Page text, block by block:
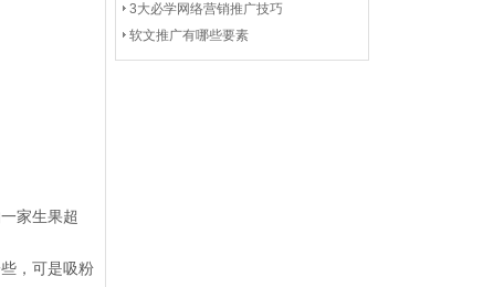
家生果超
，可是吸粉
3大必学网络营销推广技巧
软文推广有哪些要素